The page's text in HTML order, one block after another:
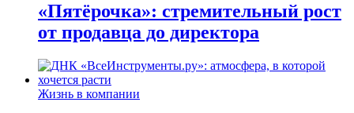
«Пятёрочка»: стремительный рост
от продавца до директора
Жизнь в компании